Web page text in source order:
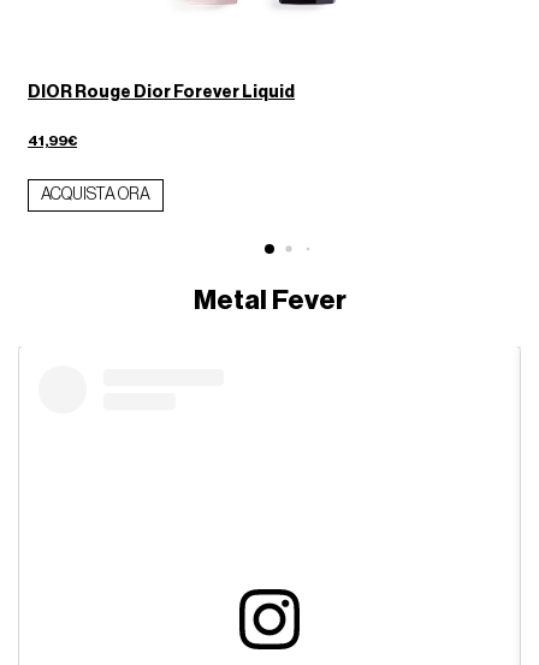
DIOR Rouge Dior Forever Liquid
41,99€
ACQUISTA ORA
Metal Fever